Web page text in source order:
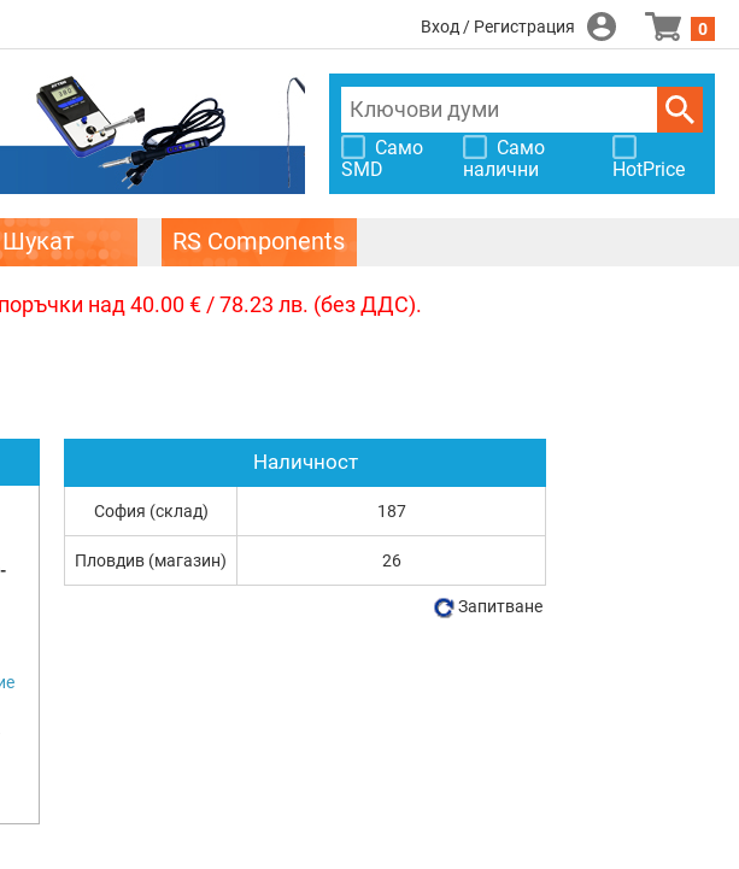
Вход / Регистрация 0
Само
SMD
Само
налични
HotPrice
Шукат RS Components
над 40.00 € / 78.23 лв. (без ДДС).
Наличност
София (склад) 187
Пловдив (магазин) 26
Запитване